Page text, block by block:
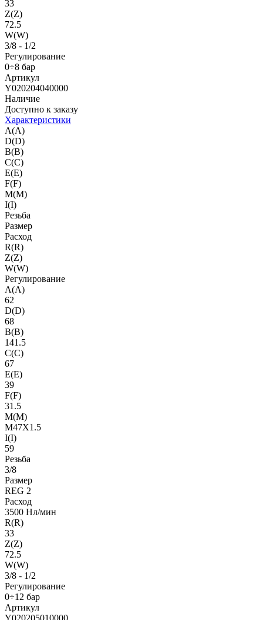
33
Z(Z)
72.5
W(W)
3/8 - 1/2
Регулирование
0÷8 бар
Артикул
Y020204040000
Наличие
Доступно к заказу
Характеристики
A(A)
D(D)
B(B)
C(C)
E(E)
F(F)
M(M)
I(I)
Резьба
Размер
Расход
R(R)
Z(Z)
W(W)
Регулирование
A(A)
62
D(D)
68
B(B)
141.5
C(C)
67
E(E)
39
F(F)
31.5
M(M)
M47X1.5
I(I)
59
Резьба
3/8
Размер
REG 2
Расход
3500 Нл/мин
R(R)
33
Z(Z)
72.5
W(W)
3/8 - 1/2
Регулирование
0÷12 бар
Артикул
Y020205010000